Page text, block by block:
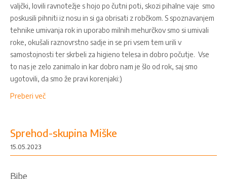
valjčki, lovili ravnotežje s hojo po čutni poti, skozi pihalne vaje smo
poskusili pihniti iz nosu in si ga obrisati z robčkom. S spoznavanjem
tehnike umivanja rok in uporabo milnih mehurčkov smo si umivali
roke, okušali raznovrstno sadje in se pri vsem tem urili v
samostojnosti ter skrbeli za higieno telesa in dobro počutje. Vse
to nas je zelo zanimalo in kar dobro nam je šlo od rok, saj smo
ugotovili, da smo že pravi korenjaki:)
Preberi več
Sprehod-skupina Miške
15.05.2023
Bibe